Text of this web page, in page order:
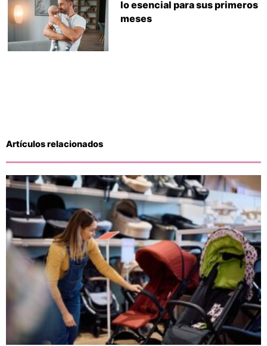
lo esencial para sus primeros
meses
Artículos relacionados